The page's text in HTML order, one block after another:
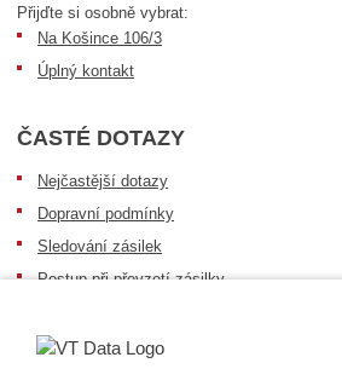
Přijďte si osobně vybrat:
Na Košince 106/3
Úplný kontakt
ČASTÉ DOTAZY
Nejčastější dotazy
Dopravní podmínky
Sledování zásilek
Postup při převzetí zásilky
Obecné informace